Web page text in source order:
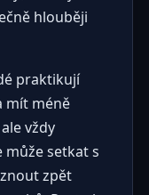
hlouběji
praktikují
mít méně
vždy
může setkat s
zpět